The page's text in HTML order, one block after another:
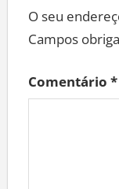
O seu
Campos
Comentário *